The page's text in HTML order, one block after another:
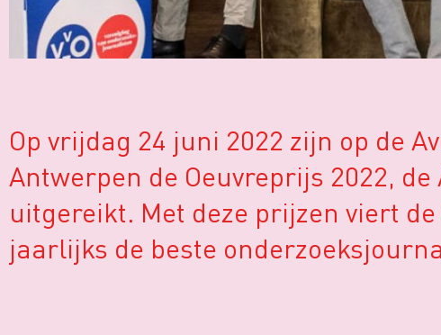
Op vrijdag 24 juni 2022 zijn op de
Antwerpen de Oeuvreprijs 2022,
uitgereikt. Met deze prijzen viert
jaarlijks de beste